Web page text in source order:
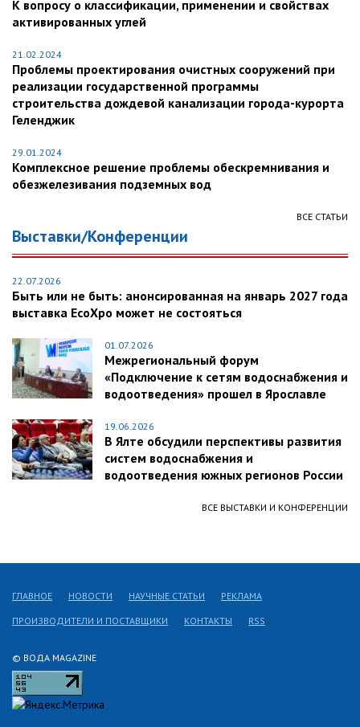
К вопросу о классификации, применении и свойствах
активированных углей
21.02.2024
Проблемы проектирования очистных сооружений при
реализации государственной программы
строительства дождевой канализации города-курорта
Геленджик
29.01.2024
Комплексное решение проблемы обескремнивания и
обезжелезивания подземных вод
ВСЕ СТАТЬИ
Выставки/Конференции
22.07.2026
Быть или не быть: анонсированная на январь 2027 года
выставка EcoXpo может не состояться
01.07.2026
Межрегиональный форум
«Подключение к сетям водоснабжения и
водоотведения» прошел в Ярославле
19.06.2026
В Ялте обсудили перспективы развития
систем водоснабжения и
водоотведения южных регионов России
ВСЕ ВЫСТАВКИ И КОНФЕРЕНЦИИ
© ВОДА MAGAZINE
ГЛАВНОЕ НОВОСТИ НАУЧНЫЕ СТАТЬИ РЕКЛАМА
ПРОИЗВОДИТЕЛИ И ПОСТАВЩИКИ КОНТАКТЫ RSS